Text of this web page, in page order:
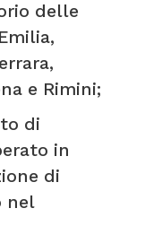
delle
e Rimini;
di
in
di
nel